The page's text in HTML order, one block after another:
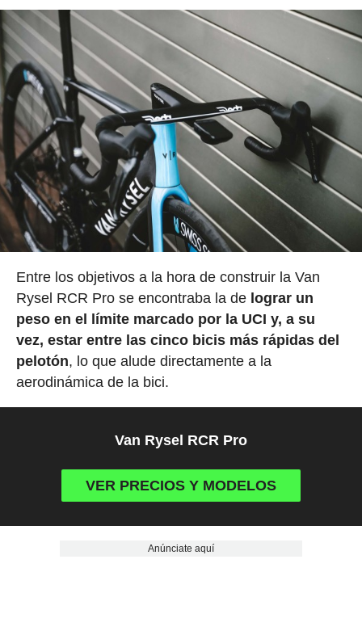
Entre los objetivos a la hora de construir la Van
Rysel RCR Pro se encontraba la delograr un
peso en el límite marcado por la UCI y, a su
vez, estar entre las cinco bicis más rápidas del
pelotón, lo que alude directamente a la
aerodinámica de la bici.
Van Rysel RCR Pro
VER PRECIOS Y MODELOS
Anúnciate aquí